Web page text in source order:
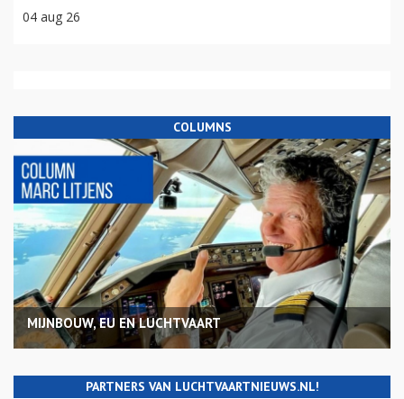
04 aug 26
COLUMNS
MIJNBOUW, EU EN LUCHTVAART
PARTNERS VAN LUCHTVAARTNIEUWS.NL!